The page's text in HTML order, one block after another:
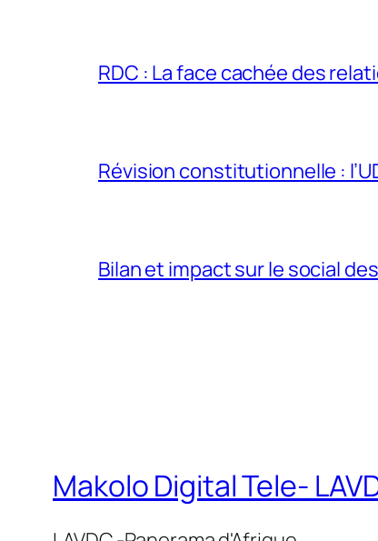
RDC : La face cachée des
Révision constitutionnelle :
Bilan et impact sur le social
Makolo Digital Tele-